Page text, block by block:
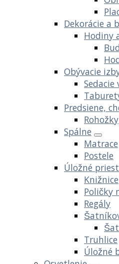
Dekorácie a
Hodiny
Obývacie
Sedacie
Predsiene,
Rohožky
Spálne
Matrace
Postele
Úložné
Knižnice
Poličky
Regály
Truhlice
Úložné